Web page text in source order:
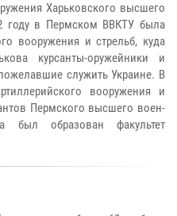
Харьковского высшего
году в Пермском ВВКТУ была
вооружения и стрельб, куда
курсанты-оружейники и
служить Украине. В
вооружения и
Пермского высшего воен­
был образован факультет